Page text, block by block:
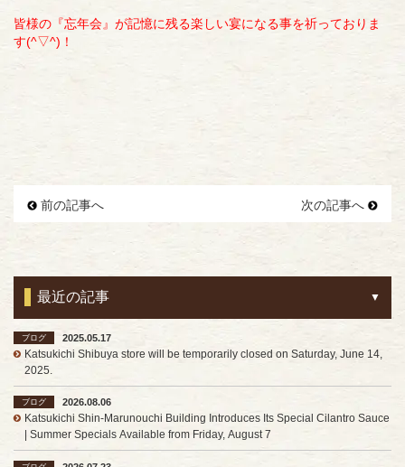
皆様の『忘年会』が記憶に残る楽しい宴になる事を祈っておりま
す(^▽^)！
前の記事へ 次の記事へ
最近の記事
ブログ
2025.05.17
Katsukichi Shibuya store will be temporarily closed on Saturday, June 14,
2025.
ブログ
2026.08.06
Katsukichi Shin-Marunouchi Building Introduces Its Special Cilantro Sauce
| Summer Specials Available from Friday, August 7